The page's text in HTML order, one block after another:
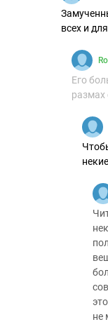
всех и
Его
размах
не